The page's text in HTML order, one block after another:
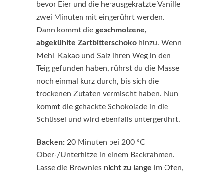
bevor Eier und die herausgekratzte Vanille
zwei Minuten mit eingerührt werden.
Dann kommt die geschmolzene,
abgekühlte Zartbitterschoko hinzu. Wenn
Mehl, Kakao und Salz ihren Weg in den
Teig gefunden haben, rührst du die Masse
noch einmal kurz durch, bis sich die
trockenen Zutaten vermischt haben. Nun
kommt die gehackte Schokolade in die
Schüssel und wird ebenfalls untergerührt.
Backen: 20 Minuten bei 200 °C
Ober-/Unterhitze in einem Backrahmen.
Lasse die Brownies nicht zu lange im Ofen,